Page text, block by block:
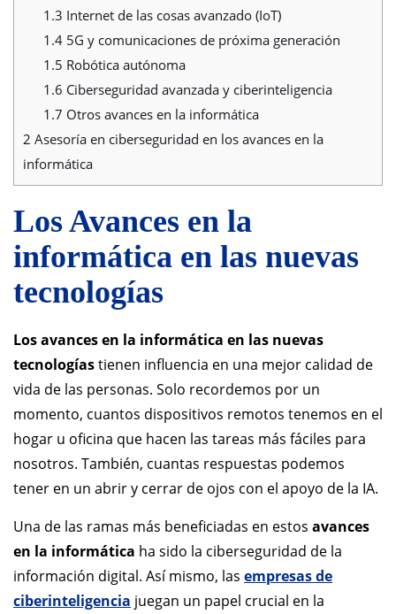
1.3 Internet de las cosas avanzado (IoT)
1.45G y comunicaciones de próxima generación
1.5 Robótica autónoma
1.6 Ciberseguridad avanzada y ciberinteligencia
1.7 Otros avances en la informática
2 Asesoría en ciberseguridad en los avances en la
informática
Los Avances en la
informática en las nuevas
tecnologías
Los avances en la informática en las nuevas
tecnologíastienen influencia en una mejor calidad de
vida de las personas. Solo recordemos por un
momento, cuantos dispositivos remotos tenemos en el
hogar u oficina que hacen las tareas más fáciles para
nosotros. También, cuantas respuestas podemos
tener en un abrir y cerrar de ojos con el apoyo de la IA.
Una de las ramas más beneficiadas en estos avances
en la informática ha sido la ciberseguridad de la
información digital. Así mismo, las empresas de
ciberinteligencia juegan un papel crucial en la